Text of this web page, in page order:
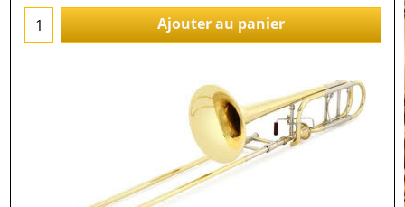
Ajouter au panier